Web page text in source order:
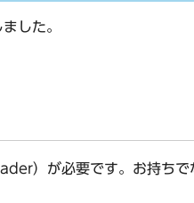
した。
）が必要です。お持ちで